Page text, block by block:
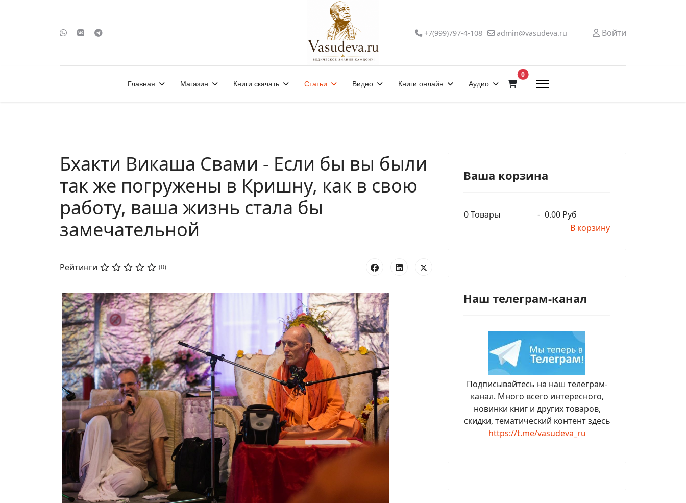
+7(999)797-4-108 admin@vasudeva.ru Войти
Главная Магазин Книги скачать Статьи Видео Книги онлайн Аудио
0В корзину
Бхакти Викаша Свами - Если бы вы были
так же погружены в Кришну, как в свою
работу, ваша жизнь стала бы
замечательной
Рейтинги (0)
Ваша корзина
0Товары - 0.00 Руб
В корзину
Наш телеграм-канал
Подписывайтесь на наш телеграм-
канал. Много всего интересного,
новинки книг и других товаров,
скидки, тематический контент здесь
https://t.me/vasudeva_ru